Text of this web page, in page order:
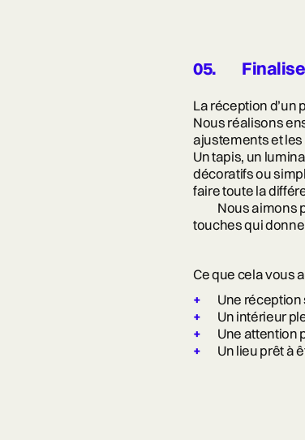
05.
La réception d’un
Nous réalisons
ajustements et
Un tapis, un
décoratifs ou
faire toute la
Nous aimons
touches qui
Ce que cela vous
Une réception
Un intérieur
Une attention
Un lieu prêt à